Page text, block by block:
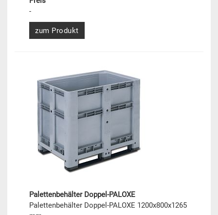
-
zum Produkt
Palettenbehälter Doppel-PALOXE
Palettenbehälter Doppel-PALOXE 1200x800x1265